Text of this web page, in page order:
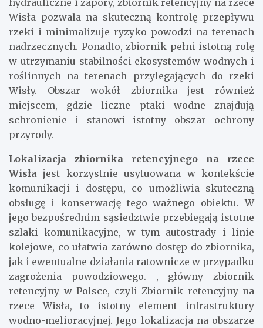
Wisła pozwala na skuteczną kontrolę przepływu
rzeki i minimalizuje ryzyko powodzi na terenach
nadrzecznych. Ponadto, zbiornik pełni istotną rolę
w utrzymaniu stabilności ekosystemów wodnych i
roślinnych na terenach przylegających do rzeki
Wisły. Obszar wokół zbiornika jest również
miejscem, gdzie liczne ptaki wodne znajdują
schronienie i stanowi istotny obszar ochrony
przyrody.
Lokalizacja zbiornika retencyjnego na rzece
Wisła jest korzystnie usytuowana w kontekście
komunikacji i dostępu, co umożliwia skuteczną
obsługę i konserwację tego ważnego obiektu. W
jego bezpośrednim sąsiedztwie przebiegają istotne
szlaki komunikacyjne, w tym autostrady i linie
kolejowe, co ułatwia zarówno dostęp do zbiornika,
jak i ewentualne działania ratownicze w przypadku
zagrożenia powodziowego. , główny zbiornik
retencyjny w Polsce, czyli Zbiornik retencyjny na
rzece Wisła, to istotny element infrastruktury
wodno-melioracyjnej. Jego lokalizacja na obszarze